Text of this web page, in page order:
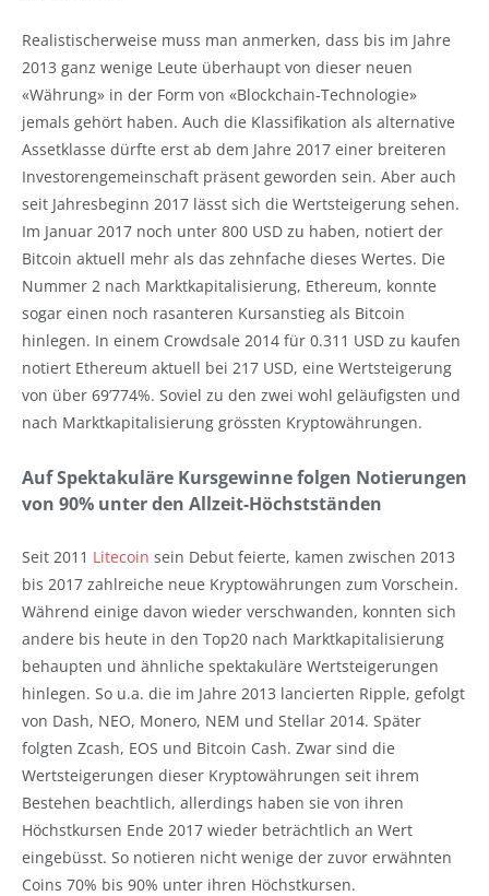
Realistischerweise muss man anmerken, dass bis im Jahre
2013 ganz wenige Leute überhaupt von dieser neuen
«Währung» in der Form von «Blockchain-Technologie»
jemals gehört haben. Auch die Klassifikation als alternative
Assetklasse dürfte erst ab dem Jahre 2017 einer breiteren
Investorengemeinschaft präsent geworden sein. Aber auch
seit Jahresbeginn 2017 lässt sich die Wertsteigerung sehen.
Im Januar 2017 noch unter 800 USD zu haben, notiert der
Bitcoin aktuell mehr als das zehnfache dieses Wertes. Die
Nummer 2 nach Marktkapitalisierung, Ethereum, konnte
sogar einen noch rasanteren Kursanstieg als Bitcoin
hinlegen. In einem Crowdsale 2014 für 0.311 USD zu kaufen
notiert Ethereum aktuell bei 217 USD, eine Wertsteigerung
von über 69’774%. Soviel zu den zwei wohl geläufigsten und
nach Marktkapitalisierung grössten Kryptowährungen.
Auf Spektakuläre Kursgewinne folgen Notierungen
von 90% unter den Allzeit-Höchstständen
Seit 2011 Litecoin sein Debut feierte, kamen zwischen 2013
bis 2017 zahlreiche neue Kryptowährungen zum Vorschein.
Während einige davon wieder verschwanden, konnten sich
andere bis heute in den Top20 nach Marktkapitalisierung
behaupten und ähnliche spektakuläre Wertsteigerungen
hinlegen. So u.a. die im Jahre 2013 lancierten Ripple, gefolgt
von Dash, NEO, Monero, NEM und Stellar 2014. Später
folgten Zcash, EOS und Bitcoin Cash. Zwar sind die
Wertsteigerungen dieser Kryptowährungen seit ihrem
Bestehen beachtlich, allerdings haben sie von ihren
Höchstkursen Ende 2017 wieder beträchtlich an Wert
eingebüsst. So notieren nicht wenige der zuvor erwähnten
Coins 70% bis 90% unter ihren Höchstkursen.